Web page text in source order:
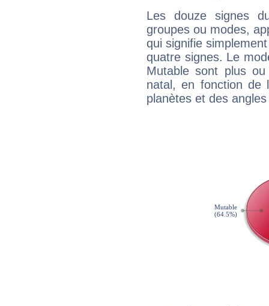
Les douze signes
groupes ou modes,
qui signifie
quatre signes. Le
Mutable sont plus
natal, en fonction de
planètes et des